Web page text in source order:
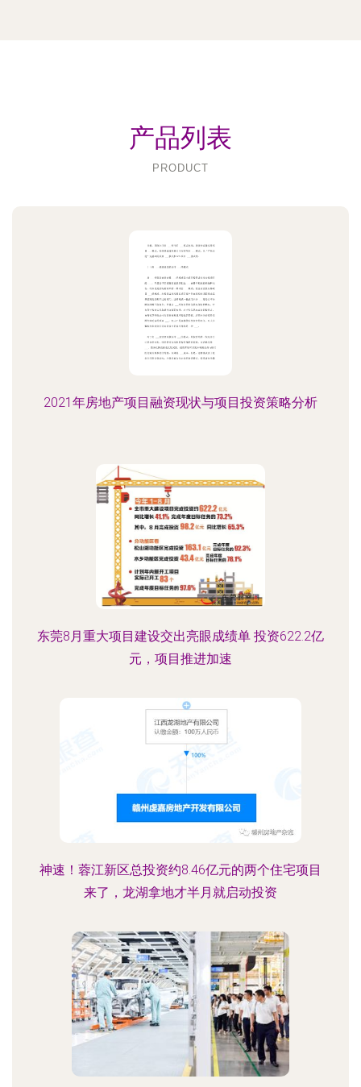
产品列表
PRODUCT
2021年房地产项目融资现状与项目投资策略分析
东莞8月重大项目建设交出亮眼成绩单 投资622.2亿
元，项目推进加速
神速！蓉江新区总投资约8.46亿元的两个住宅项目
来了，龙湖拿地才半月就启动投资